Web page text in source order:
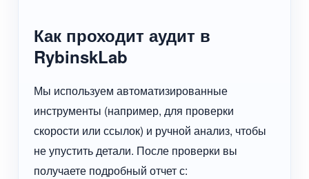
Как проходит аудит в
RybinskLab
Мы используем автоматизированные
инструменты (например, для проверки
скорости или ссылок) и ручной анализ, чтобы
не упустить детали. После проверки вы
получаете подробный отчет с: